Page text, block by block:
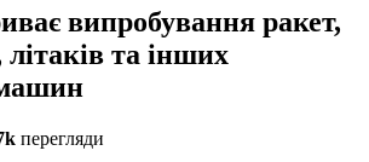
випробування ракет,
літаків та інших
перегляди